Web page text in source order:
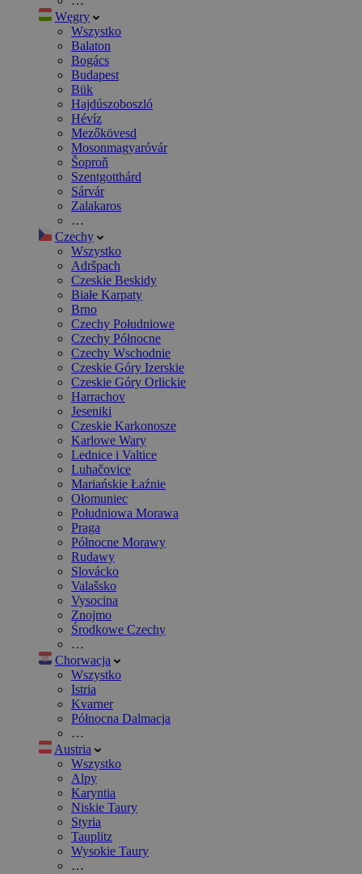
Węgry
Wszystko
Balaton
Bogács
Budapest
Bük
Hajdúszoboszló
Hévíz
Mezőkövesd
Mosonmagyaróvár
Šoproň
Szentgotthárd
Sárvár
Zalakaros
…
Czechy
Wszystko
Adršpach
Czeskie Beskidy
Białe Karpaty
Brno
Czechy Południowe
Czechy Północne
Czechy Wschodnie
Czeskie Góry Izerskie
Czeskie Góry Orlickie
Harrachov
Jeseniki
Czeskie Karkonosze
Karlowe Wary
Lednice i Valtice
Luhačovice
Mariańskie Łaźnie
Ołomuniec
Południowa Morawa
Praga
Północne Morawy
Rudawy
Slovácko
Valašsko
Vysocina
Znojmo
Środkowe Czechy
…
Chorwacja
Wszystko
Istria
Kvarner
Północna Dalmacja
…
Austria
Wszystko
Alpy
Karyntia
Niskie Taury
Styria
Tauplitz
Wysokie Taury
…